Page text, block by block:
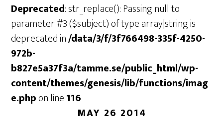
Deprecated: str_replace(): Passing null to
parameter #3 ($subject) of type array|string is
deprecated in/data/3/f/3f766498-335f-4250-
972b-
b827e5a37f3a/tamme.se/public_html/wp-
content/themes/genesis/lib/functions/imag
e.phpon line116
MAY 26 2014